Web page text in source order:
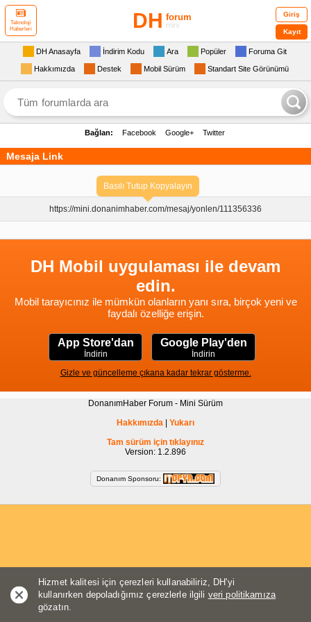
Teknoloji
Haberleri
DH forum
mini
Giriş
Kayıt
DH Anasayfa İndirim Kodu Ara Popüler Foruma Git
Hakkımızda Destek Mobil Sürüm Standart Site Görünümü
Bağlan: Facebook Google+ Twitter
Mesaja Link
Basılı Tutup Kopyalayın
https://mini.donanimhaber.com/mesaj/yonlen/111356336
DH Mobil uygulaması ile devam
edin.
Mobil tarayıcınız ile mümkün olanların yanı sıra, birçok yeni ve
faydalı özelliğe erişin.
App Store'dan
İndirin
Google Play'den
İndirin
Gizle ve güncelleme çıkana kadar tekrar gösterme.
DonanımHaber Forum - Mini Sürüm
Hakkımızda
Yukarı
Tam sürüm için tıklayınız
Version: 1.2.896
Donanım Sponsoru:
Hizmet kalitesi için çerezleri kullanabiliriz, DH'yi
kullanırken depoladığımız çerezlerle ilgili veri politikamıza
gözatın.